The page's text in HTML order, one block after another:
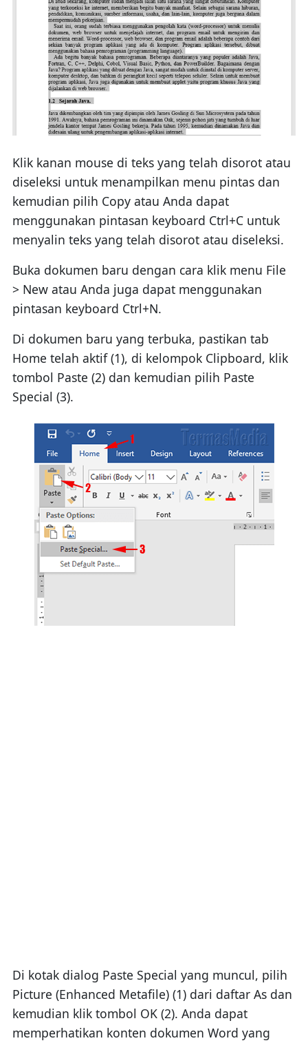
Klik kanan mouse di teks yang telah disorot atau
diseleksi untuk menampilkan menu pintas dan
kemudian pilih Copy atau Anda dapat
menggunakan pintasan keyboard Ctrl+C untuk
menyalin teks yang telah disorot atau diseleksi.
Buka dokumen baru dengan cara klik menu File
> New atau Anda juga dapat menggunakan
pintasan keyboard Ctrl+N.
Di dokumen baru yang terbuka, pastikan tab
Home telah aktif (1), di kelompok Clipboard, klik
tombol Paste (2) dan kemudian pilih Paste
Special (3).
Di kotak dialog Paste Special yang muncul, pilih
Picture (Enhanced Metafile) (1) dari daftar As dan
kemudian klik tombol OK (2). Anda dapat
memperhatikan konten dokumen Word yang